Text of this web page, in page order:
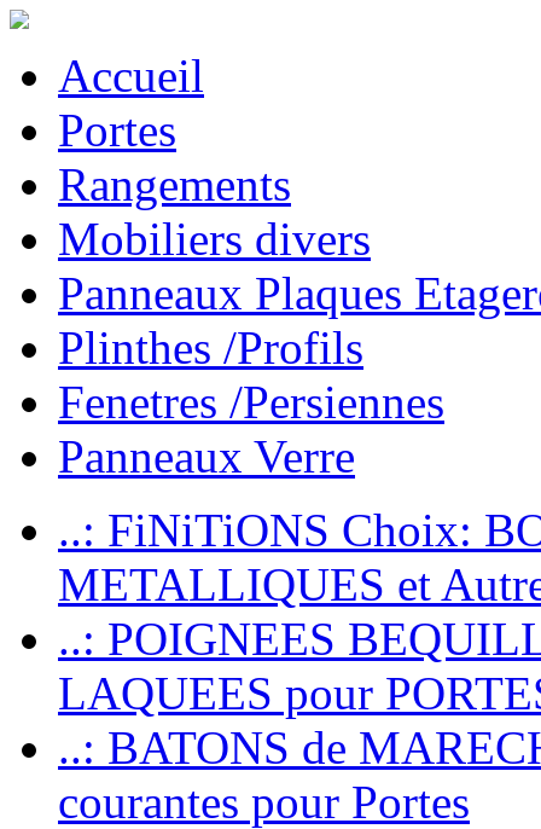
Accueil
Portes
Rangements
Mobiliers divers
Panneaux Plaques
Plinthes /Profils
Fenetres /Persiennes
Panneaux Verre
..: FiNiTiONS Choix:
METALLIQUES et
..: POIGNEES
LAQUEES pour
..: BATONS de
courantes pour Portes